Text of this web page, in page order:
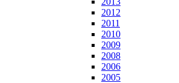
2012
2011
2010
2009
2008
2006
2005